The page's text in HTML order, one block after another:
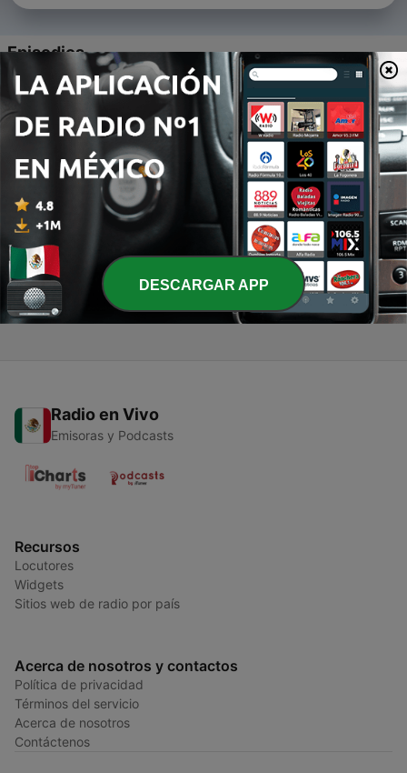
Episodios
4 - Capítulo 3: Allison
28 ago. 2022
Capítulo 2: Norma
28 ago. 2022
2 - Capítulo 1: Manuel
28 ago. 2022
- Trailer - Los Acapulco Kids
25 ago. 2022
Radio en Vivo
Emisoras y Podcasts
Recursos
Locutores
Widgets
Sitios web de radio por país
Acerca de nosotros y contactos
Política de privacidad
Términos del servicio
Acerca de nosotros
Contáctenos
DESCARGAR APP